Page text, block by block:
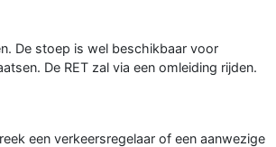
De stoep is wel beschikbaar voor
De RET zal via een omleiding rijden.
een verkeersregelaar of een aanwezige